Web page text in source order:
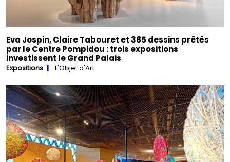
Eva Jospin, Claire Tabouret et 385 dessins prêtés
par le Centre Pompidou : trois expositions
investissent le Grand Palais
Expositions L'Objet d'Art